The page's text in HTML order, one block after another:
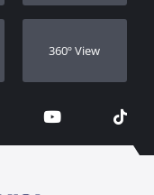
360º View